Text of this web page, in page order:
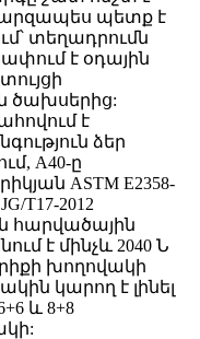
պետք է
տեղադրումն
է օդային
ծախսերից:
է
ձեր
A40-ը
ASTM E2358-
T17-2012
հարվածային
է մինչև 2040 Ն
խողովակի
կարող է լինել
և 8+8